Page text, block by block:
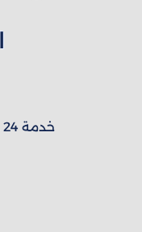
خدمة 24 ساعة علي مدار الاسبوع